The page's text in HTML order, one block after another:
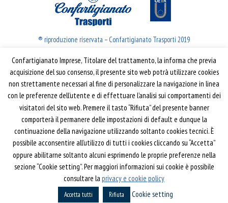
® riproduzione riservata – Confartigianato Trasporti 2019
Confartigianato Trasporti
Via S. Giovanni in Laterano, 152 | 00184 Roma
T: 06 70374.275
trasporti@confartigianato.it
confartigianatotrasporti@pec.it
Privacy e Cookie Policy
Informativa
Riferimenti
Powered byHorace
Confartigianato Imprese, Titolare del trattamento, la informa che previa
acquisizione del suo consenso, il presente sito web potrà utilizzare cookies
non strettamente necessari al fine di personalizzare la navigazione in linea
con le preferenze dell’utente e di effettuare l’analisi sui comportamenti dei
visitatori del sito web. Premere il tasto “Rifiuta” del presente banner
comporterà il permanere delle impostazioni di default e dunque la
continuazione della navigazione utilizzando soltanto cookies tecnici. È
possibile acconsentire all’utilizzo di tutti i cookies cliccando su “Accetta”
oppure abilitarne soltanto alcuni esprimendo le proprie preferenze nella
sezione “Cookie setting”. Per maggiori informazioni sui cookie è possibile
consultare la privacy e cookie policy
Accetta tutti Rifiuta Cookie setting